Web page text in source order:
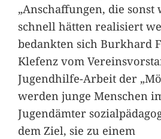
„Anschaffungen, die
schnell hätten realisiert
bedankten sich Burkhard
Klefenz vom
Jugendhilfe-Arbeit der
werden junge Menschen
Jugendämter
dem Ziel, sie zu einem